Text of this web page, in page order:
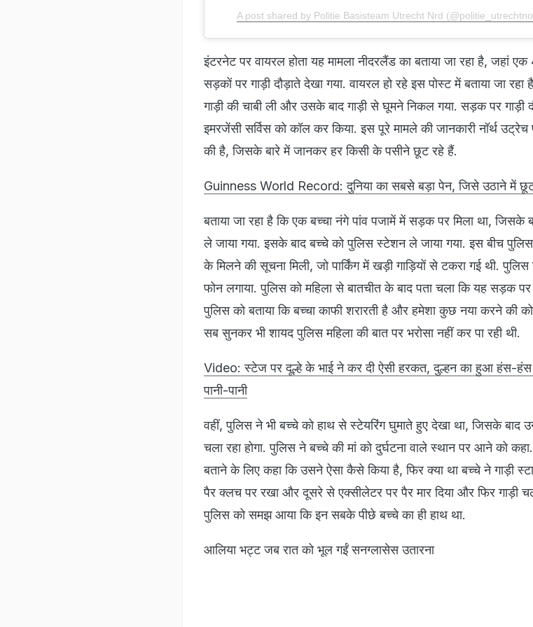
A post shared by Politie Basisteam Utrecht Nrd
इंटरनेट पर वायरल होता यह मामला नीदरलैंड का बताया जा रहा है, जहां
सड़कों पर गाड़ी दौड़ाते देखा गया. वायरल हो रहे इस पोस्ट में बताया जा
गाड़ी की चाबी ली और उसके बाद गाड़ी से घूमने निकल गया. सड़क पर गाड़ी
इमरजेंसी सर्विस को कॉल कर किया. इस पूरे मामले की जानकारी नॉर्थ उट्रेच
की है, जिसके बारे में जानकर हर किसी के पसीने छूट रहे हैं.
Guinness World Record: दुनिया का सबसे बड़ा पेन, जिसे उठाने में
बताया जा रहा है कि एक बच्चा नंगे पांव पजामें में सड़क पर मिला था,
ले जाया गया. इसके बाद बच्चे को पुलिस स्टेशन ले जाया गया. इस बीच पुलिस
के मिलने की सूचना मिली, जो पार्किंग में खड़ी गाड़ियों से टकरा गई थी.
फोन लगाया. पुलिस को महिला से बातचीत के बाद पता चला कि यह सड़क पर
पुलिस को बताया कि बच्चा काफी शरारती है और हमेशा कुछ नया करने की
सब सुनकर भी शायद पुलिस महिला की बात पर भरोसा नहीं कर पा रही थी.
Video: स्टेज पर दूल्हे के भाई ने कर दी ऐसी हरकत, दुल्हन का हुआ हंस-हंस
पानी-पानी
वहीं, पुलिस ने भी बच्चे को हाथ से स्टेयरिंग घुमाते हुए देखा था, जिसके बाद
चला रहा होगा. पुलिस ने बच्चे की मां को दुर्घटना वाले स्थान पर आने को
बताने के लिए कहा कि उसने ऐसा कैसे किया है, फिर क्या था बच्चे ने गाड़ी
पैर क्लच पर रखा और दूसरे से एक्सीलेटर पर पैर मार दिया और फिर गाड़ी
पुलिस को समझ आया कि इन सबके पीछे बच्चे का ही हाथ था.
आलिया भट्ट जब रात को भूल गईं सनग्‍लासेस उतारना